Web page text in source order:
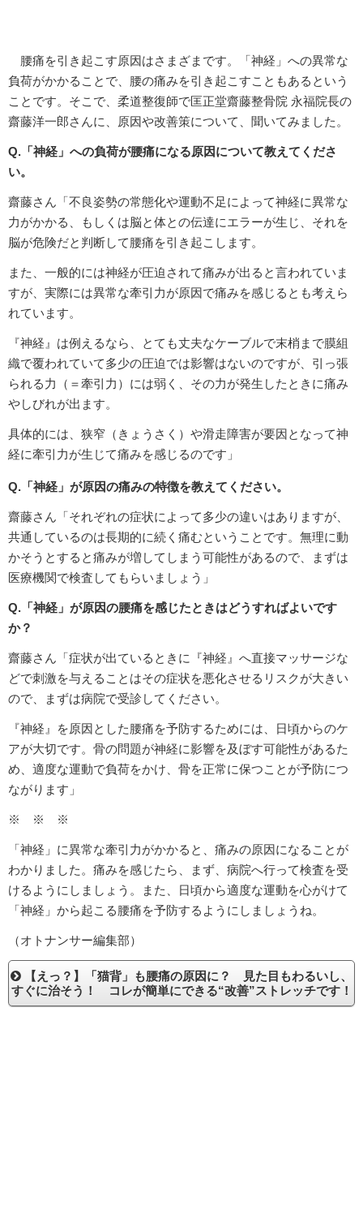
腰痛を引き起こす原因はさまざまです。「神経」への異常な
負荷がかかることで、腰の痛みを引き起こすこともあるという
ことです。そこで、柔道整復師で匡正堂齋藤整骨院 永福院長の
齋藤洋一郎さんに、原因や改善策について、聞いてみました。
Q.「神経」への負荷が腰痛になる原因について教えてくださ
い。
齋藤さん「不良姿勢の常態化や運動不足によって神経に異常な
力がかかる、もしくは脳と体との伝達にエラーが生じ、それを
脳が危険だと判断して腰痛を引き起こします。
また、一般的には神経が圧迫されて痛みが出ると言われていま
すが、実際には異常な牽引力が原因で痛みを感じるとも考えら
れています。
『神経』は例えるなら、とても丈夫なケーブルで末梢まで膜組
織で覆われていて多少の圧迫では影響はないのですが、引っ張
られる力（＝牽引力）には弱く、その力が発生したときに痛み
やしびれが出ます。
具体的には、狭窄（きょうさく）や滑走障害が要因となって神
経に牽引力が生じて痛みを感じるのです」
Q.「神経」が原因の痛みの特徴を教えてください。
齋藤さん「それぞれの症状によって多少の違いはありますが、
共通しているのは長期的に続く痛むということです。無理に動
かそうとすると痛みが増してしまう可能性があるので、まずは
医療機関で検査してもらいましょう」
Q.「神経」が原因の腰痛を感じたときはどうすればよいです
か？
齋藤さん「症状が出ているときに『神経』へ直接マッサージな
どで刺激を与えることはその症状を悪化させるリスクが大きい
ので、まずは病院で受診してください。
『神経』を原因とした腰痛を予防するためには、日頃からのケ
アが大切です。骨の問題が神経に影響を及ぼす可能性があるた
め、適度な運動で負荷をかけ、骨を正常に保つことが予防につ
ながります」
※ ※ ※
「神経」に異常な牽引力がかかると、痛みの原因になることが
わかりました。痛みを感じたら、まず、病院へ行って検査を受
けるようにしましょう。また、日頃から適度な運動を心がけて
「神経」から起こる腰痛を予防するようにしましょうね。
（オトナンサー編集部）
【えっ？】「猫背」も腰痛の原因に？ 見た目もわるいし、
すぐに治そう！ コレが簡単にできる“改善”ストレッチです！